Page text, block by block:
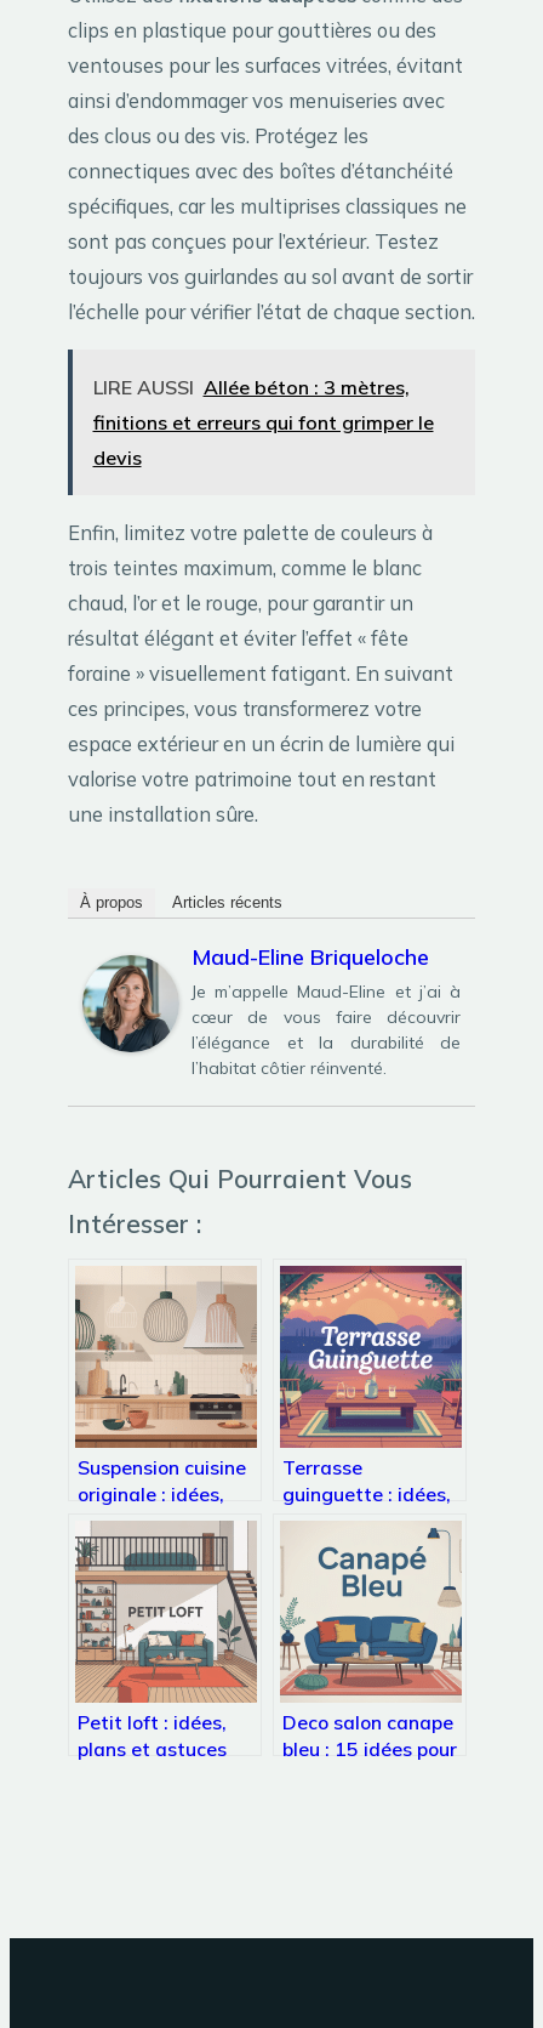
clips en plastique pour gouttières ou des
ventouses pour les surfaces vitrées, évitant
ainsi d’endommager vos menuiseries avec
des clous ou des vis. Protégez les
connectiques avec des boîtes d’étanchéité
spécifiques, car les multiprises classiques ne
sont pas conçues pour l’extérieur. Testez
toujours vos guirlandes au sol avant de sortir
l’échelle pour vérifier l’état de chaque section.
LIRE AUSSI Allée béton : 3 mètres,
finitions et erreurs qui font grimper le
devis
Enfin, limitez votre palette de couleurs à
trois teintes maximum, comme le blanc
chaud, l’or et le rouge, pour garantir un
résultat élégant et éviter l’effet « fête
foraine » visuellement fatigant. En suivant
ces principes, vous transformerez votre
espace extérieur en un écrin de lumière qui
valorise votre patrimoine tout en restant
une installation sûre.
À propos Articles récents
Maud-Eline Briqueloche
Je m’appelle Maud-Eline et j’ai à
cœur de vous faire découvrir
l’élégance et la durabilité de
l’habitat côtier réinventé.
Articles Qui Pourraient Vous
Intéresser :
Suspension cuisine
originale : idées,
conseils et styles
pour un éclairage
unique
Terrasse
guinguette : idées,
aménagement et
ambiance pour un
lieu irrésistible
Petit loft : idées,
plans et astuces
Deco salon canape
bleu : 15 idées pour